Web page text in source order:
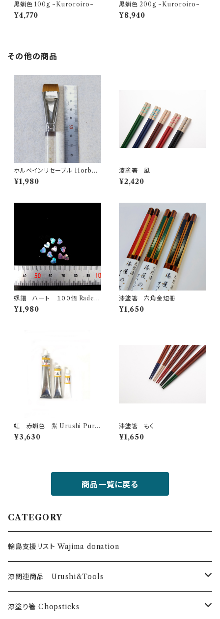
黒蝋色 100g ~Kuroroiro~
¥4,770
黒蝋色 200g ~Kuroroiro~
¥8,940
その他の商品
ホルベインリセーブル Horbei
n brush N500H-8
¥1,980
漆塗箸 風
¥2,420
螺鈿 ハート １００個 Raden
heart 100 pieces
¥1,980
漆塗箸 六角金短冊
¥1,650
虹 赤蝋色 紫 Urushi Purpl
e 50g
¥3,630
漆塗箸 もく
¥1,650
商品一覧に戻る
CATEGORY
輪島支援リスト Wajima donation
漆関連商品 Urushi&Tools
漆 Urushi
漆塗り箸 Chopsticks